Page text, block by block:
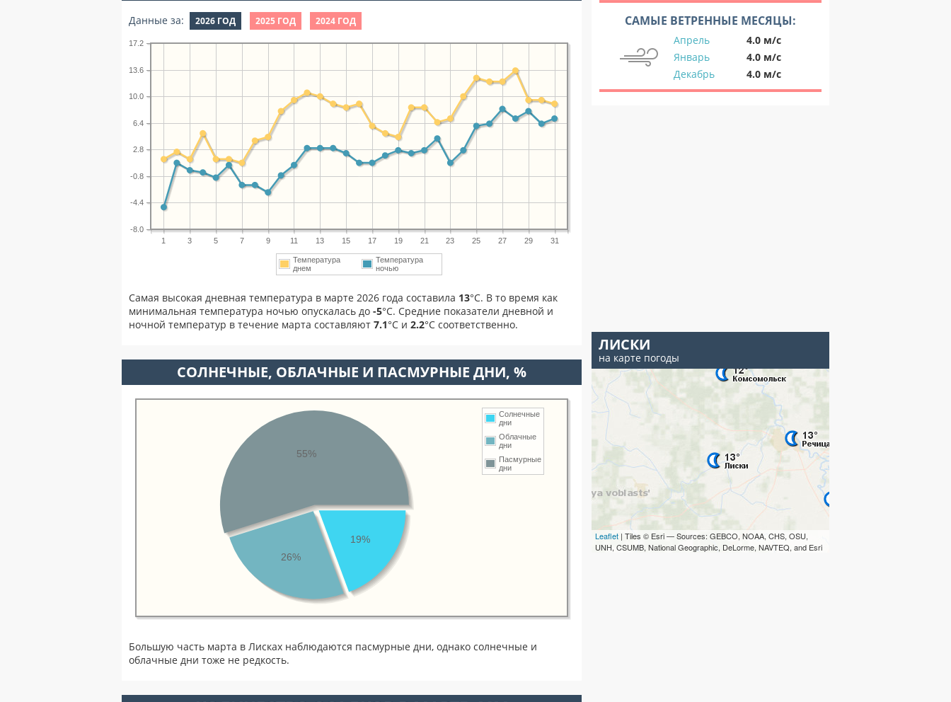
Данные за: 2026 ГОД 2025 ГОД 2024 ГОД
1 3 5 7 9 11 13 15 17 19 21 23 25 27 29 31
-8.0
-4.4
-0.8
2.8
6.4
10.0
13.6
17.2
Температура
днем
Температура
ночью
Самая высокая дневная температура в марте 2026 года составила 13°С. В то время как
минимальная температура ночью опускалась до -5°C. Средние показатели дневной и
ночной температур в течение марта составляют 7.1°С и 2.2°С соответственно.
CОЛНЕЧНЫЕ, ОБЛАЧНЫЕ И ПАСМУРНЫЕ ДНИ, %
Солнечные
дни
Облачные
дни
Пасмурные
дни
19%
26%
55%
Большую часть марта в Лисках наблюдаются пасмурные дни, однако солнечные и
облачные дни тоже не редкость.
САМЫЕ ВЕТРЕННЫЕ МЕСЯЦЫ:
Апрель
4.0 м/с
Январь
4.0 м/с
Декабрь
4.0 м/с
ЛИСКИ
на карте погоды
Leaflet | Tiles © Esri — Sources: GEBCO, NOAA, CHS, OSU,
UNH, CSUMB, National Geographic, DeLorme, NAVTEQ, and Esri